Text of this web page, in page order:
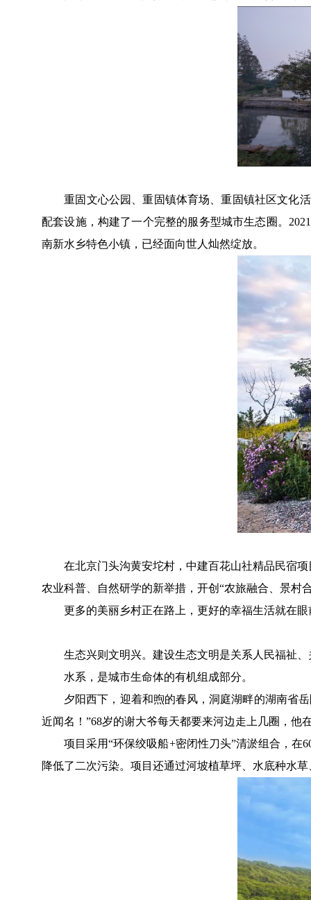
重固文心公园、重固镇体育场、重固镇社区文化活
配套设施，构建了一个完整的服务型城市生态圈。
南新水乡特色小镇，已经面向世人灿然绽放。
在北京门头沟黄安坨村，中建百花山社精品民宿项
农业科普、自然研学的新举措，开创“农旅融合、景村
更多的美丽乡村正在路上，更好的幸福生活就在眼
生态兴则文明兴。建设生态文明是关系人民福祉、
水系，是城市生命体的有机组成部分。
夕阳西下，迎着和煦的春风，洞庭湖畔的湖南省岳
近闻名！”68岁的谢大爷每天都要来河边走上几圈，他
项目采用“环保绞吸船+密闭性刀头”清淤组合，在
降低了二次污染。项目还通过河坡植草坪、水底种水